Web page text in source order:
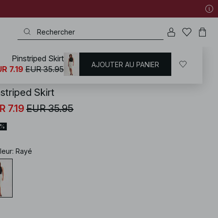
/ Jupes
Skirt
7.19 EUR 35.95
: Rayé
Pinstriped Skirt
7.19 EUR 35.95 AJOUTER AU PANIER